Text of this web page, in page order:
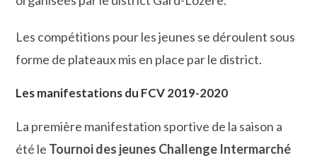
Les compétitions pour les jeunes se déroulent sous
forme de plateaux mis en place par le district.
Les manifestations du FCV 2019-2020
La première manifestation sportive de la saison a
été le Tournoi des jeunes Challenge Intermarché